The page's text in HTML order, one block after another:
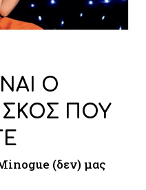
Ο
ΠΟΥ
(δεν) μας